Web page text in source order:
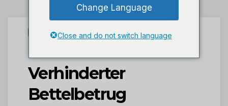
UNCATEGORIZED
POL-PDTR:
Verhinderter
Bettelbetrug
Change Language
Close and do not switch language